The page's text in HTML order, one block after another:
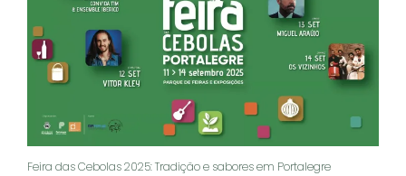
Feira das Cebolas 2025: Tradição e sabores em Portalegre